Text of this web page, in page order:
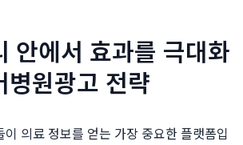
안에서 효과를 극대화
병원광고 전략
의료 정보를 얻는 가장 중요한 플랫폼입